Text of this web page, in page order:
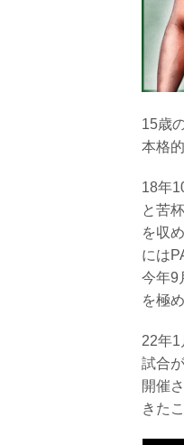
15歳
本格
18年
と苦
を収
には
今年9
を極
22年
試合
開催
きた